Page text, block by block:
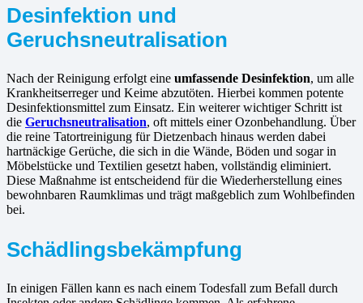
Desinfektion und
Geruchsneutralisation
Nach der Reinigung erfolgt eine umfassende Desinfektion, um alle
Krankheitserreger und Keime abzutöten. Hierbei kommen potente
Desinfektionsmittel zum Einsatz. Ein weiterer wichtiger Schritt ist
die Geruchsneutralisation, oft mittels einer Ozonbehandlung. Über
die reine Tatortreinigung für Dietzenbach hinaus werden dabei
hartnäckige Gerüche, die sich in die Wände, Böden und sogar in
Möbelstücke und Textilien gesetzt haben, vollständig eliminiert.
Diese Maßnahme ist entscheidend für die Wiederherstellung eines
bewohnbaren Raumklimas und trägt maßgeblich zum Wohlbefinden
bei.
Schädlingsbekämpfung
In einigen Fällen kann es nach einem Todesfall zum Befall durch